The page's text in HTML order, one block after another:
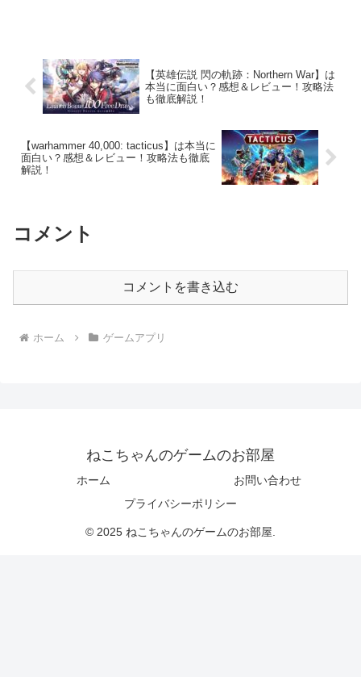
【英雄伝説 閃の軌跡：Northern War】は
本当に面白い？感想＆レビュー！攻略法
も徹底解説！
【warhammer 40,000: tacticus】は本当に
面白い？感想＆レビュー！攻略法も徹底
解説！
コメント
コメントを書き込む
ホーム ゲームアプリ
ねこちゃんのゲームのお部屋
ホーム
お問い合わせ
プライバシーポリシー
© 2025 ねこちゃんのゲームのお部屋.